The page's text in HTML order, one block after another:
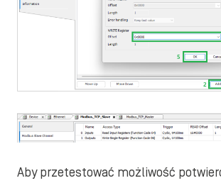
Aby przetestować możliwość